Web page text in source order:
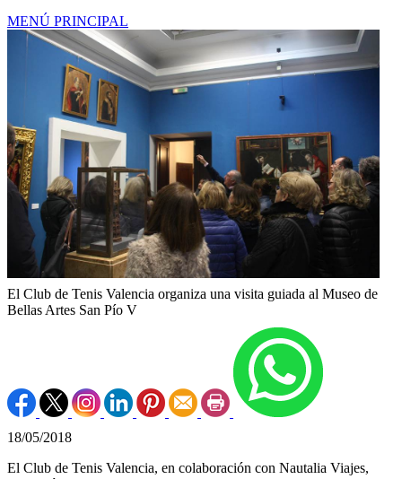
MENÚ PRINCIPAL
El Club de Tenis Valencia organiza una visita guiada al Museo de
Bellas Artes San Pío V
18/05/2018
El Club de Tenis Valencia, en colaboración con Nautalia Viajes,